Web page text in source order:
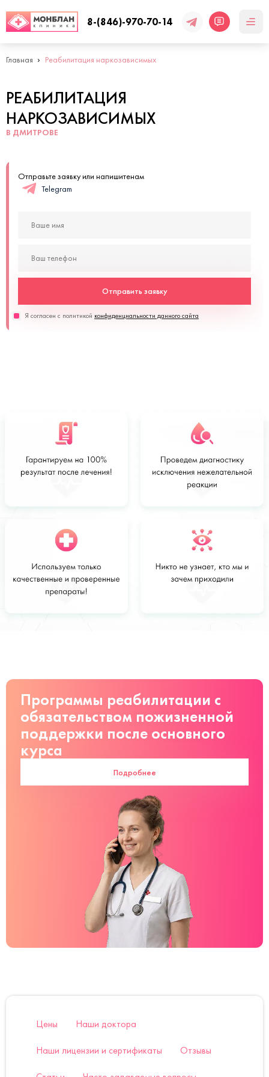
8-(846)-970-70-14
Главная Реабилитация наркозависимых
РЕАБИЛИТАЦИЯ
НАРКОЗАВИСИМЫХ
В ДМИТРОВЕ
Отправьте заявку или напишитенам
Telegram
Отправить заявку
Я согласен с политикой конфиденциальности данного сайта
Стоимость
от 2 000 руб
Заказать
Программы реабилитации с
обязательством пожизненной
поддержки после основного
курса
Подробнее
Цены Наши доктора
Наши лицензии и сертификаты Отзывы